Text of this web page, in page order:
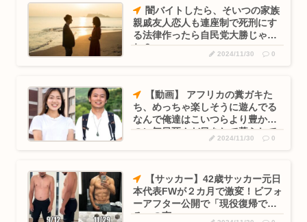
って行...
闇バイトしたら、そいつの家族
親戚友人恋人も連座制で死刑にす
る法律作ったら自民党大勝じゃ
ね？
2024/11/30 0
【動画】 アフリカの糞ガキた
ち、めっちゃ楽しそうに遊んでる
なんで俺達はこいつらより豊かな
のに毎日死んだ目をして暮らして
2024/11/30 0
【サッカー】42歳サッカー元日
本代表FWが２カ月で激変！ビフォ
ーアフター公開で「現役復帰でき
る」の声